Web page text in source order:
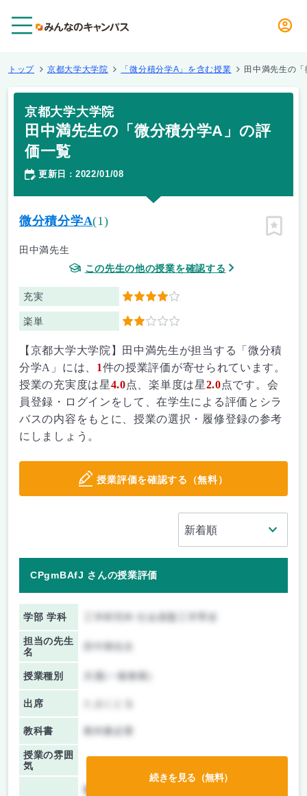
トップ 京都大学大学院 「微分積分学A」を含む授業 田中満先生の
京都大学大学院
田中満先生の「微分積分学A」の評
価一覧
更新日 ： 2022/01/08
微分積分学A(1)
田中満先生
この先生の他の授業を確認する
充実 4
楽単 2
ピン留
【京都大学大学院】田中満先生が担当する「微分積
分学A」には、 1件の授業評価が寄せられています。
授業の充実度は星4.0点、楽単度は星2.0点です。会
員登録・ログインをして、在学生による評価とシラ
バスの内容をもとに、授業の選択・履修登録の参考
にしましょう。
授業評価を確認する（無料）
CPgmBAfJ さんの授業評価
学部 学科 工学研究科 社会基盤工学専攻
担当の先生
名
授業種別 共通(一般教養)
出席
教科書 教科書必要
授業の雰囲
気
前期/中間：
続きを見る（無料）